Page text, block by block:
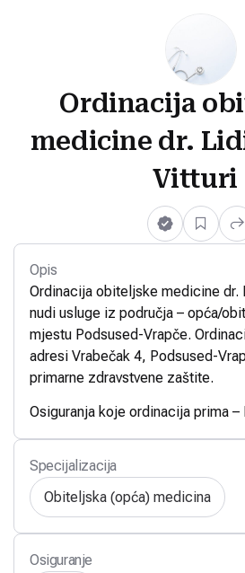
Ordinacija
medicine dr.
Vitturi
Opis
Ordinacija obiteljske medicine dr.
nudi usluge iz područja – opća/
mjestu Podsused-Vrapče.
adresi Vrabečak 4, Podsused-
primarne zdravstvene zaštite.
Osiguranja koje ordinacija prima –
Specijalizacija
Obiteljska (opća) medicina
Osiguranje